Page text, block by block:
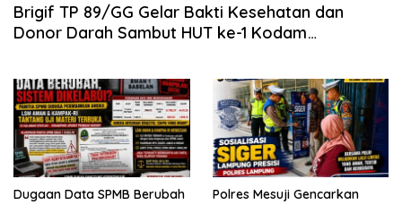
Brigif TP 89/GG Gelar Bakti Kesehatan dan
Donor Darah Sambut HUT ke-1 Kodam
Dugaan Data SPMB Berubah
Polres Mesuji Gencarkan